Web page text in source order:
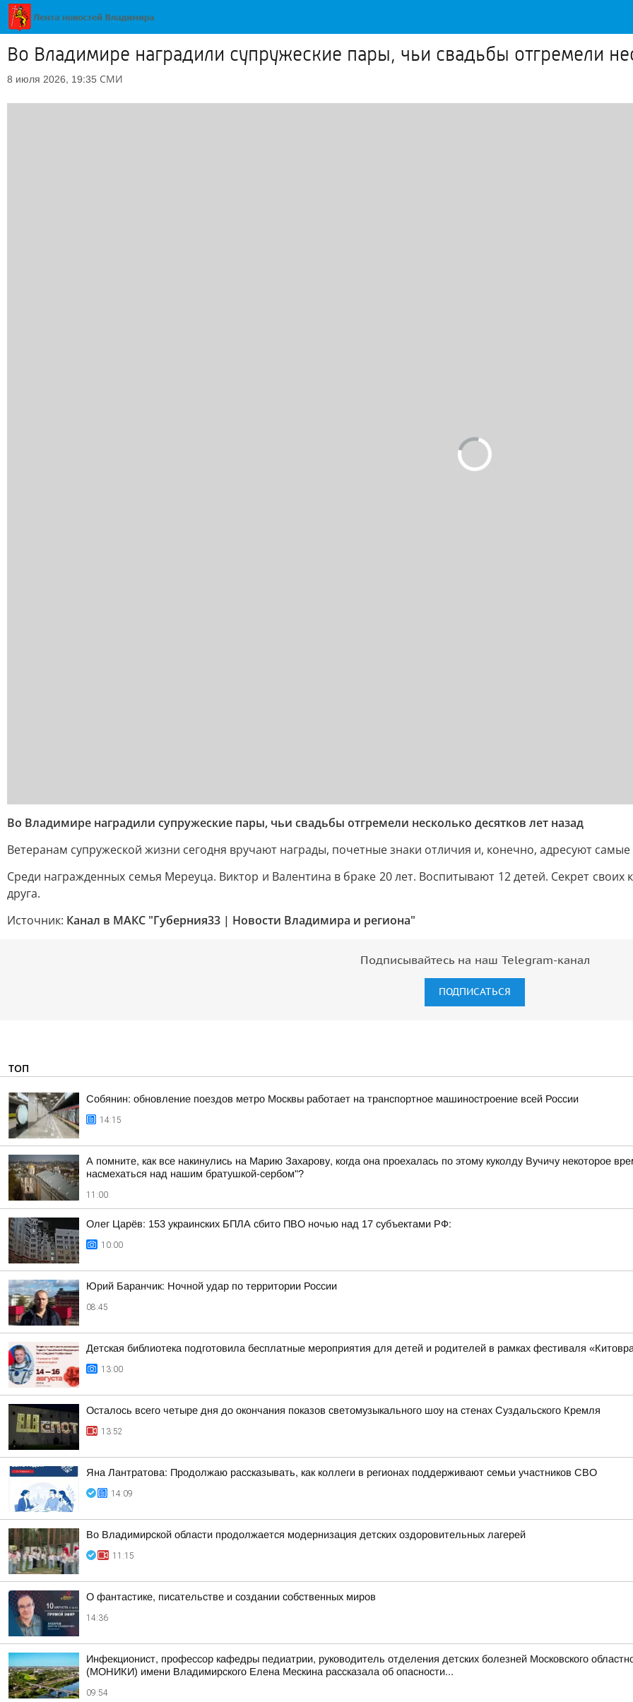
Во Владимире наградили супружеские пары, чьи свадьбы отгремели
8 июля 2026, 19:35 СМИ
Во Владимире наградили супружеские пары, чьи свадьбы отгремели несколько десятков лет назад
Ветеранам супружеской жизни сегодня вручают награды, почетные знаки отличия и, конечно, адресуют
Среди награжденных семья Мереуца. Виктор и Валентина в браке 20 лет. Воспитывают 12 детей. Секрет
друга.
Источник: Канал в МАКС "Губерния33 | Новости Владимира и региона"
Подписывайтесь на наш Telegram-канал
ПОДПИСАТЬСЯ
ТОП
Собянин: обновление поездов метро Москвы работает на транспортное машиностроение всей России
14:15
А помните, как все накинулись на Марию Захарову, когда она проехалась по этому куколду Вучичу некоторое
насмехаться над нашим братушкой-сербом"?
11:00
Олег Царёв: 153 украинских БПЛА сбито ПВО ночью над 17 субъектами РФ:
10:00
Юрий Баранчик: Ночной удар по территории России
08:45
Детская библиотека подготовила бесплатные мероприятия для детей и родителей в рамках фестиваля
13:00
Осталось всего четыре дня до окончания показов светомузыкального шоу на стенах Суздальского Кремля
13:52
Яна Лантратова: Продолжаю рассказывать, как коллеги в регионах поддерживают семьи участников СВО
14:09
Во Владимирской области продолжается модернизация детских оздоровительных лагерей
11:15
О фантастике, писательстве и создании собственных миров
14:36
Инфекционист, профессор кафедры педиатрии, руководитель отделения детских болезней Московского
(МОНИКИ) имени Владимирского Елена Мескина рассказала об опасности...
09:54